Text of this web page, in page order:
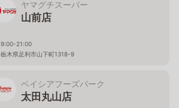
ヤマグチスーパー
山前店
9:00-21:00
栃木県足利市山下町1318-9
ベイシアフーズパーク
太田丸山店